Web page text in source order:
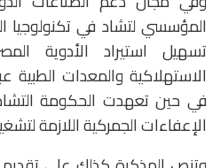
المؤسسي لتشاد في تكنولوجيا
تسهيل استيراد الأدوية
الاستهلاكية والمعدات الطبية
في حين تعهدت الحكومة
الإعفاءات الجمركية اللازمة